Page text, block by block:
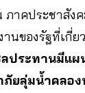
าคประชาสัง
นของรัฐที่เกี่ย
ประทานมีแผ
ภัยลุ่มน้ำคลอ